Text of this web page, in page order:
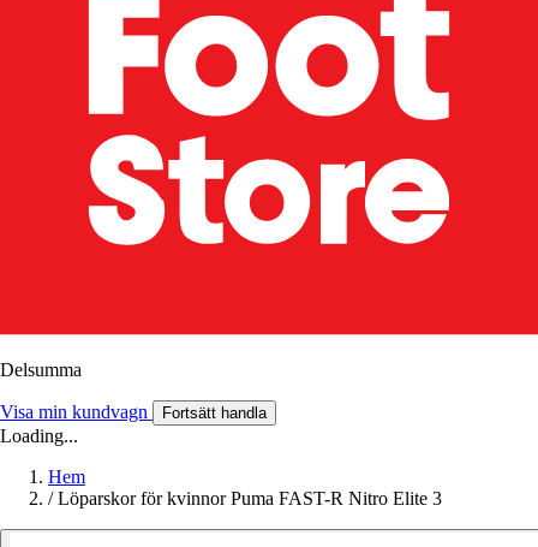
Delsumma
Visa min kundvagn Fortsätt handla
Loading...
Hem
/ Löparskor för kvinnor Puma FAST-R Nitro Elite 3